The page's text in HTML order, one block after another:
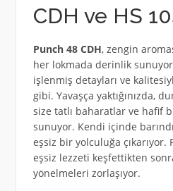
CDH ve HS
Punch 48 CDH, zengin
her lokmada derinlik
işlenmiş detayları ve
gibi. Yavaşça yaktığınızda,
size tatlı baharatlar ve hafif
sunuyor. Kendi içinde
eşsiz bir yolculuğa çıkarıyor.
eşsiz lezzeti keşfettikten
yönelmeleri zorlaşıyor.